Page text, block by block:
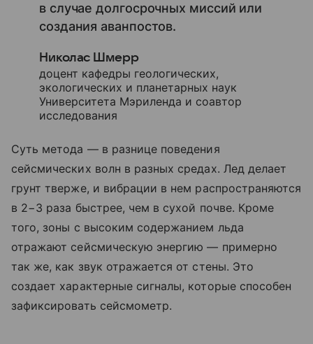
в случае долгосрочных миссий или
создания аванпостов.
Николас Шмерр
доцент кафедры геологических,
экологических и планетарных наук
Университета Мэриленда и соавтор
исследования
Суть метода — в разнице поведения
сейсмических волн в разных средах. Лед делает
грунт тверже, и вибрации в нем распространяются
в 2−3 раза быстрее, чем в сухой почве. Кроме
того, зоны с высоким содержанием льда
отражают сейсмическую энергию — примерно
так же, как звук отражается от стены. Это
создает характерные сигналы, которые способен
зафиксировать сейсмометр.